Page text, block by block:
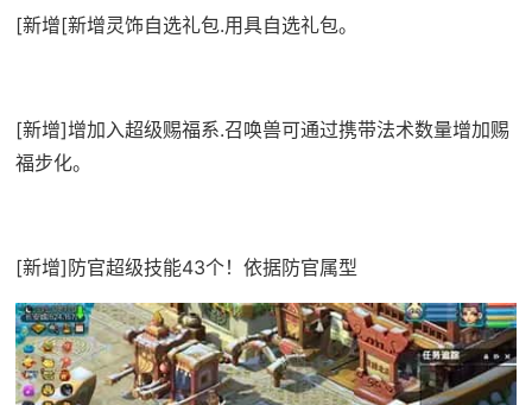
[新增[新增灵饰自选礼包.用具自选礼包。
[新增]增加入超级赐福系.召唤兽可通过携带法术数量增加赐
福步化。
[新增]防官超级技能43个！依据防官属型